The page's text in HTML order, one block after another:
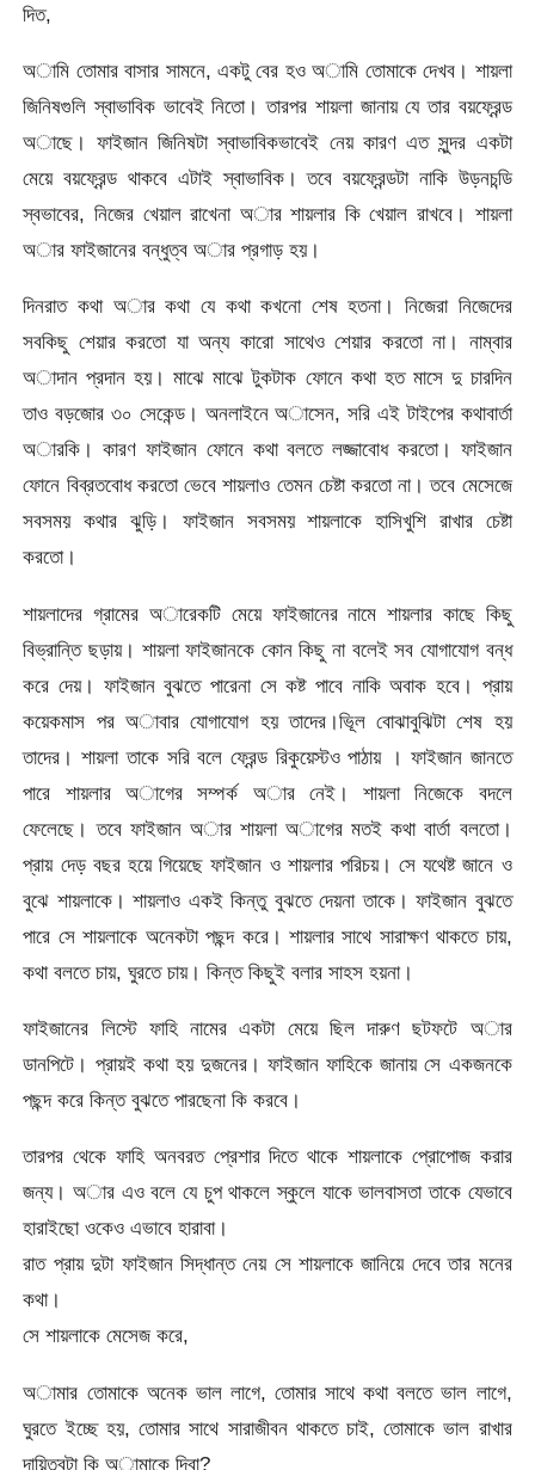
দিত,
অামি তোমার বাসার সামনে, একটু বের হও অামি তোমাকে দেখব। শায়লা
জিনিষগুলি স্বাভাবিক ভাবেই নিতো। তারপর শায়লা জানায় যে তার বয়ফ্রেন্ড
অাছে। ফাইজান জিনিষটা স্বাভাবিকভাবেই নেয় কারণ এত সুন্দর একটা
মেয়ে বয়ফ্রেন্ড থাকবে এটাই স্বাভাবিক। তবে বয়ফ্রেন্ডটা নাকি উড়নচন্ডি
স্বভাবের, নিজের খেয়াল রাখেনা অার শায়লার কি খেয়াল রাখবে। শায়লা
অার ফাইজানের বন্ধুত্ব অার প্রগাড় হয়।
দিনরাত কথা অার কথা যে কথা কখনো শেষ হতনা। নিজেরা নিজেদের
সবকিছু শেয়ার করতো যা অন্য কারো সাথেও শেয়ার করতো না। নাম্বার
অাদান প্রদান হয়। মাঝে মাঝে টুকটাক ফোনে কথা হত মাসে দু চারদিন
তাও বড়জোর ৩০ সেকেন্ড। অনলাইনে অাসেন, সরি এই টাইপের কথাবার্তা
অারকি। কারণ ফাইজান ফোনে কথা বলতে লজ্জাবোধ করতো। ফাইজান
ফোনে বিব্রতবোধ করতো ভেবে শায়লাও তেমন চেষ্টা করতো না। তবে মেসেজে
সবসময় কথার ঝুড়ি। ফাইজান সবসময় শায়লাকে হাসিখুশি রাখার চেষ্টা
করতো।
শায়লাদের গ্রামের অারেকটি মেয়ে ফাইজানের নামে শায়লার কাছে কিছু
বিভ্রান্তি ছড়ায়। শায়লা ফাইজানকে কোন কিছু না বলেই সব যোগাযোগ বন্ধ
করে দেয়। ফাইজান বুঝতে পারেনা সে কষ্ট পাবে নাকি অবাক হবে। প্রায়
কয়েকমাস পর অাবার যোগাযোগ হয় তাদের।ভিূল বোঝাবুঝিটা ‌শেষ হয়
তাদের। শায়লা তাকে সরি বলে ফ্রেন্ড রিকুয়েস্টও পাঠায় । ফাইজান জানতে
পারে শায়লার অাগের সম্পর্ক অার নেই। শায়লা নিজেকে বদলে
ফেলেছে। তবে ফাইজান অার শায়লা অাগের মতই কথা বার্তা বলতো।
প্রায় দেড় বছর হয়ে গিয়েছে ফাইজান ও শায়লার পরিচয়। সে যথেষ্ট জানে ও
বুঝে শায়লাকে। শায়লাও একই কিন্তু বুঝতে দেয়না তাকে। ফাইজান বুঝতে
পারে সে শায়লাকে অনেকটা পছন্দ করে। শায়লার সাথে সারাক্ষণ থাকতে চায়,
কথা বলতে চায়, ঘুরতে চায়। কিন্ত কিছুই বলার সাহস হয়না।
ফাইজানের লিস্টে ফাহি নামের একটা মেয়ে ছিল দারুণ ছটফটে অার
ডানপিটে। প্রায়ই কথা হয় দুজনের। ফাইজান ফাহিকে জানায় সে একজনকে
পছন্দ করে কিন্ত বুঝতে পারছেনা কি করবে।
তারপর থেকে ফাহি অনবরত প্রেশার দিতে থাকে শায়লাকে প্রোপোজ করার
জন্য। অার এও বলে যে চুপ থাকলে স্কুলে যাকে ভালবাসতা তাকে যেভাবে
হারাইছো ওকেও এভাবে হারাবা।
রাত প্রায় দুটা ফাইজান সিদ্ধান্ত নেয় সে শায়লাকে জানিয়ে দেবে তার মনের
কথা।
সে শায়লাকে মেসেজ করে,
অামার তোমাকে অনেক ভাল লাগে, তোমার সাথে কথা বলতে ভাল লাগে,
ঘুরতে ইচ্ছে হয়, তোমার সাথে সারাজীবন থাকতে চাই, তোমাকে ভাল রাখার
দায়িত্বটা কি অামাকে দিবা?